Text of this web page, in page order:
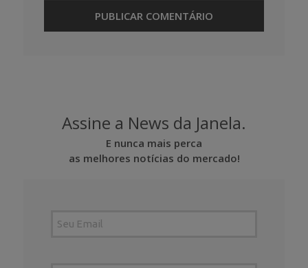
Assine a News da Janela.
E nunca mais perca
as melhores notícias do mercado!